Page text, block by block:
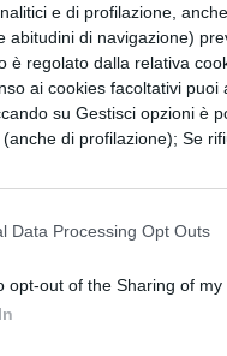
e di profilazione,
abitudini di navigazione)
è regolato dalla relativa
ai cookies facoltativi
su Gestisci opzioni è
di profilazione); Se
Data Processing Opt Outs
opt-out of the Sharing of my
sua apertura nel
Questo
attrazioni
pianificata nel